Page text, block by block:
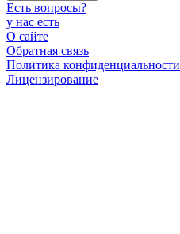
Есть вопросы?
у нас есть
О сайте
Обратная связь
Политика конфиденциальности
Лицензирование